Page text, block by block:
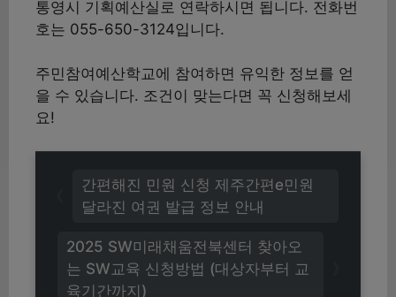
통영시 기획예산실로 연락하시면 됩니다. 전화번
호는 055-650-3124입니다.
주민참여예산학교에 참여하면 유익한 정보를 얻
을 수 있습니다. 조건이 맞는다면 꼭 신청해보세
요!
2025 SW미래채움전북센터 찾아오
는 SW교육 신청방법 (대상자부터 교
육기간까지)
간편해진 민원 신청 제주간편e민원
달라진 여권 발급 정보 안내